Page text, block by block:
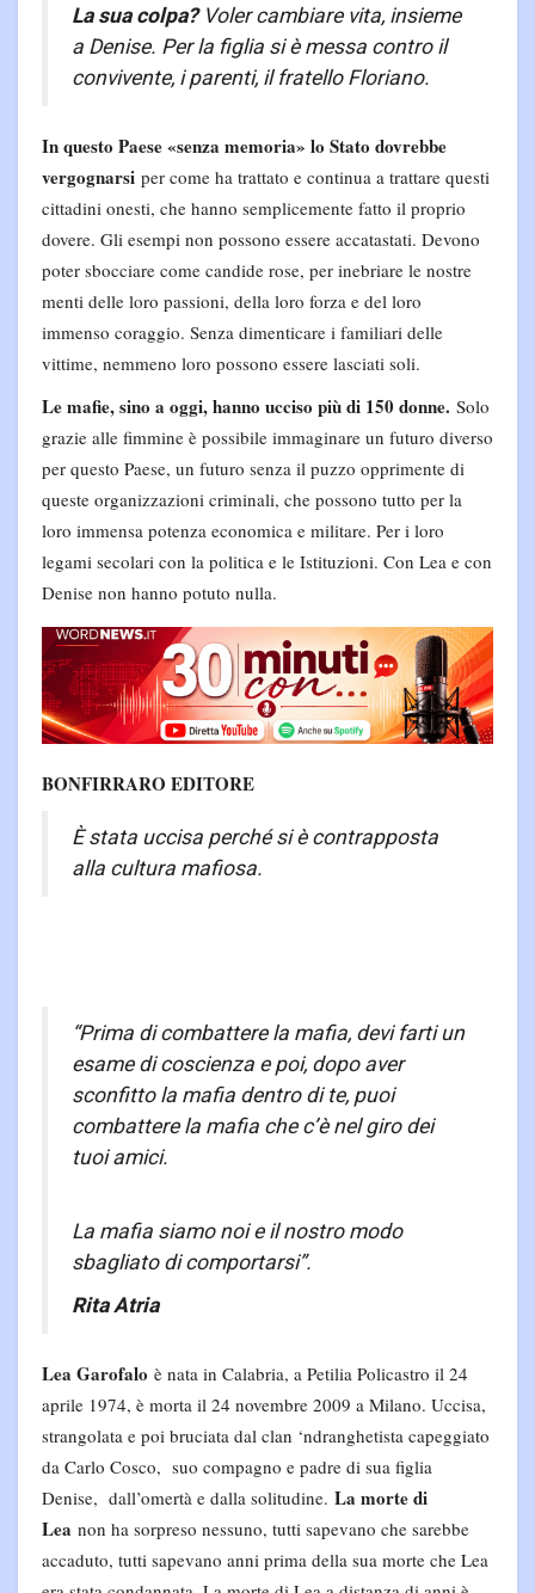
La sua colpa?Voler cambiare vita, insieme
a Denise. Per la figlia si è messa contro il
convivente, i parenti, il fratello Floriano.
In questo Paese «senza memoria» lo Stato dovrebbe
vergognarsi per come ha trattato e continua a trattare questi
cittadini onesti, che hanno semplicemente fatto il proprio
dovere. Gli esempi non possono essere accatastati. Devono
poter sbocciare come candide rose, per inebriare le nostre
menti delle loro passioni, della loro forza e del loro
immenso coraggio. Senza dimenticare i familiari delle
vittime, nemmeno loro possono essere lasciati soli.
Le mafie, sino a oggi, hanno ucciso più di 150 donne. Solo
grazie alle fimmine è possibile immaginare un futuro diverso
per questo Paese, un futuro senza il puzzo opprimente di
queste organizzazioni criminali, che possono tutto per la
loro immensa potenza economica e militare. Per i loro
legami secolari con la politica e le Istituzioni. Con Lea e con
Denise non hanno potuto nulla.
BONFIRRARO EDITORE
È stata uccisa perché si è contrapposta
alla cultura mafiosa.
“Prima di combattere la mafia, devi farti un
esame di coscienza e poi, dopo aver
sconfitto la mafia dentro di te, puoi
combattere la mafia che c’è nel giro dei
tuoi amici.
La mafia siamo noi e il nostro modo
sbagliato di comportarsi”.
Rita Atria
Lea Garofalo è nata in Calabria, a Petilia Policastro il 24
aprile 1974, è morta il 24 novembre 2009 a Milano. Uccisa,
strangolata e poi bruciata dal clan ‘ndranghetista capeggiato
da Carlo Cosco, suo compagno e padre di sua figlia
Denise, dall’omertà e dalla solitudine. La morte di
Lea non ha sorpreso nessuno, tutti sapevano che sarebbe
accaduto, tutti sapevano anni prima della sua morte che Lea